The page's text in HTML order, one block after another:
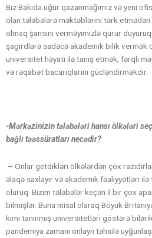
Biz Bakıda uğur qazanmağımız və yeni
olan tələbələrə məktəblərini tərk etmədən
olmaq şansını verməyimizlə qürur
şagirdlərə sadəcə akademik bilik vermək
universitet həyatı ilə tanış etmək, fərqli
və rəqabət bacarıqlarını gücləndirməkdir.
-Mərkəzinizin tələbələri hansı ölkələri
bağlı təəssüratları necədir?
– Onlar getdikləri ölkələrdən çox
əlaqə saxlayır və akademik fəaliyyətləri ilə
oluruq. Bizim tələbələr keçən il bir çox
bilmişlər. Buna misal olaraq Böyük
kimi tanınmış universitetləri göstərə
pandemiya zamanı onlayn təhsilə